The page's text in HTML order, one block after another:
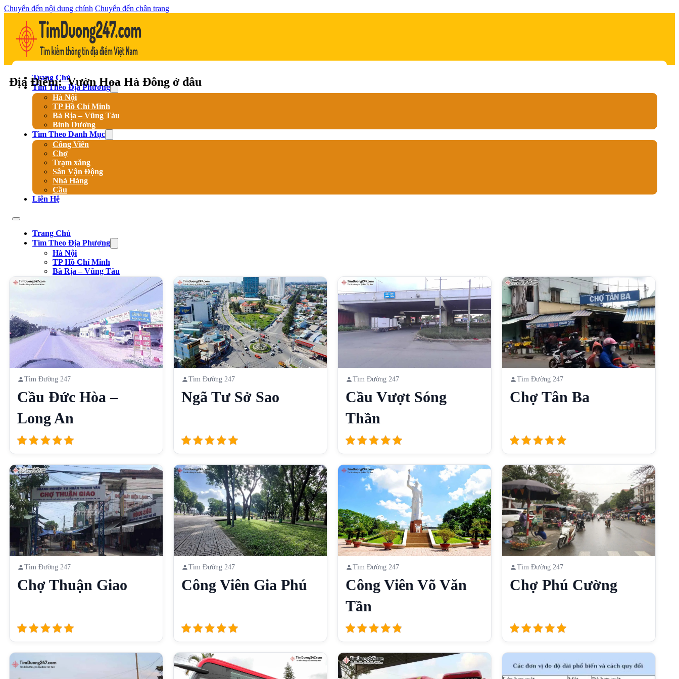
Chuyển đến nội dung chính Chuyển đến chân trang
Trang Chủ
Tìm Theo Địa Phương
Hà Nội
TP Hồ Chí Minh
Bà Rịa – Vũng Tàu
Bình Dương
Tìm Theo Danh Mục
Công Viên
Chợ
Trạm xăng
Sân Vận Động
Nhà Hàng
Cầu
Liên Hệ
Trang Chủ
Tìm Theo Địa Phương
Hà Nội
TP Hồ Chí Minh
Bà Rịa – Vũng Tàu
Trạm xăng
Sân Vận Động
Nhà Hàng
Liên Hệ
Địa Điểm: Vườn Hoa Hà Đông ở đâu
Tìm Đường 247
Cầu Đức Hòa –
Long An
Tìm Đường 247
Ngã Tư Sở Sao
Tìm Đường 247
Cầu Vượt Sóng
Thần
Tìm Đường 247
Chợ Tân Ba
Tìm Đường 247
Chợ Thuận Giao
Tìm Đường 247
Công Viên Gia Phú
Tìm Đường 247
Công Viên Võ Văn
Tần
Tìm Đường 247
Chợ Phú Cường